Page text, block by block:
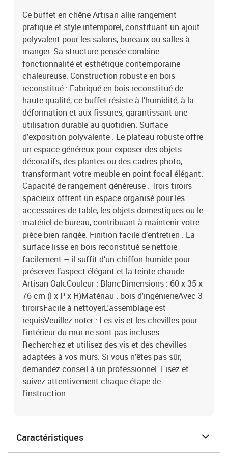
Ce buffet en chêne Artisan allie rangement
pratique et style intemporel, constituant un ajout
polyvalent pour les salons, bureaux ou salles à
manger. Sa structure pensée combine
fonctionnalité et esthétique contemporaine
chaleureuse. Construction robuste en bois
reconstitué : Fabriqué en bois reconstitué de
haute qualité, ce buffet résiste à l’humidité, à la
déformation et aux fissures, garantissant une
utilisation durable au quotidien. Surface
d’exposition polyvalente : Le plateau robuste offre
un espace généreux pour exposer des objets
décoratifs, des plantes ou des cadres photo,
transformant votre meuble en point focal élégant.
Capacité de rangement généreuse : Trois tiroirs
spacieux offrent un espace organisé pour les
accessoires de table, les objets domestiques ou le
matériel de bureau, contribuant à maintenir votre
pièce bien rangée. Finition facile d’entretien : La
surface lisse en bois reconstitué se nettoie
facilement – il suffit d’un chiffon humide pour
préserver l’aspect élégant et la teinte chaude
Artisan Oak.Couleur : BlancDimensions : 60 x 35 x
76 cm (l x P x H)Matériau : bois d'ingénierieAvec 3
tiroirsFacile à nettoyerL'assemblage est
requisVeuillez noter : Les vis et les chevilles pour
l'intérieur du mur ne sont pas incluses.
Recherchez et utilisez des vis et des chevilles
adaptées à vos murs. Si vous n'êtes pas sûr,
demandez conseil à un professionnel. Lisez et
suivez attentivement chaque étape de
l'instruction.
Caractéristiques